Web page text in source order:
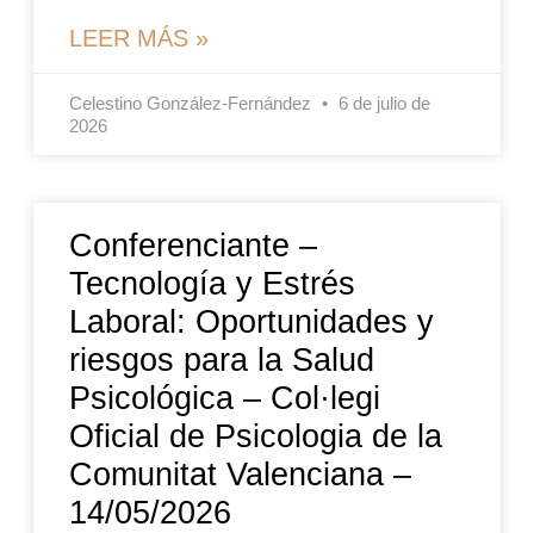
LEER MÁS »
Celestino González-Fernández
6 de julio de
2026
Conferenciante –
Tecnología y Estrés
Laboral: Oportunidades y
riesgos para la Salud
Psicológica – Col·legi
Oficial de Psicologia de la
Comunitat Valenciana –
14/05/2026